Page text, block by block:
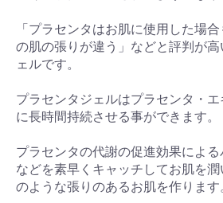
「プラセンタはお肌に使用した場
の肌の張りが違う」などと評判が
ェルです。
プラセンタジェルはプラセンタ・
に長時間持続させる事ができます。
プラセンタの代謝の促進効果によ
などを素早くキャッチしてお肌を
のような張りのあるお肌を作ります